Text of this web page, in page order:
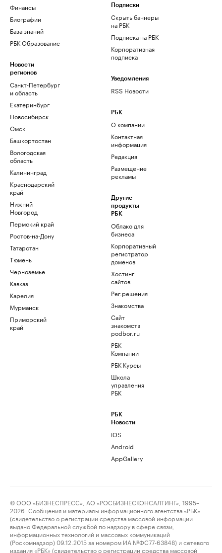
Финансы
Биографии
База знаний
РБК Образование
Новости
регионов
Санкт-Петербург
и область
Екатеринбург
Новосибирск
Омск
Башкортостан
Вологодская
область
Калининград
Краснодарский
край
Нижний
Новгород
Пермский край
Ростов-на-Дону
Татарстан
Тюмень
Черноземье
Кавказ
Карелия
Мурманск
Приморский
край
Подписки
Скрыть баннеры
на РБК
Подписка на РБК
Корпоративная
подписка
Уведомления
RSS Новости
РБК
О компании
Контактная
информация
Редакция
Размещение
рекламы
Другие
продукты
РБК
Облако для
бизнеса
Корпоративный
регистратор
доменов
Хостинг
сайтов
Рег.решения
Знакомства
Сайт
знакомств
podbor.ru
РБК
Компании
РБК Курсы
Школа
управления
РБК
РБК
Новости
iOS
Android
AppGallery
© ООО «БИЗНЕСПРЕСС», АО «РОСБИЗНЕСКОНСАЛТИНГ», 1995–
2026. Сообщения и материалы информационного агентства «РБК»
(свидетельство о регистрации средства массовой информации
выдано Федеральной службой по надзору в сфере связи,
информационных технологий и массовых коммуникаций
(Роскомнадзор) 09.12.2015 за номером ИА №ФС77-63848) и сетевого
издания «РБК» (свидетельство о регистрации средства массовой